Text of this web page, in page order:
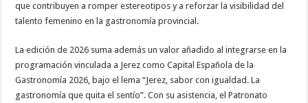
que contribuyen a romper estereotipos y a reforzar la visibilidad del
talento femenino en la gastronomía provincial.
La edición de 2026 suma además un valor añadido al integrarse en la
programación vinculada a Jerez como Capital Española de la
Gastronomía 2026, bajo el lema “Jerez, sabor con igualdad. La
gastronomía que quita el sentío”. Con su asistencia, el Patronato